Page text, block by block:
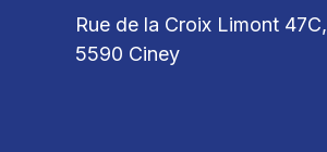
Rue de la Croix Limont 47C,
5590 Ciney